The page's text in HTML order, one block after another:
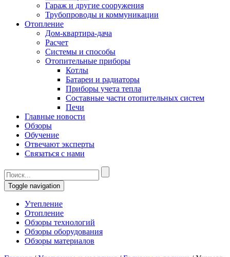
Гараж и другие сооружения
Трубопроводы и коммуникации
Отопление
Дом-квартира-дача
Расчет
Системы и способы
Отопительные приборы
Котлы
Батареи и радиаторы
Приборы учета тепла
Составные части отопительных систем
Печи
Главные новости
Обзоры
Обучение
Отвечают эксперты
Связаться с нами
Toggle navigation
Утепление
Отопление
Обзоры технологий
Обзоры оборудования
Обзоры материалов